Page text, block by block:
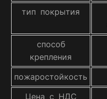
тип покрытия
способ
крепления
пожаростойкость
Цена с НДС